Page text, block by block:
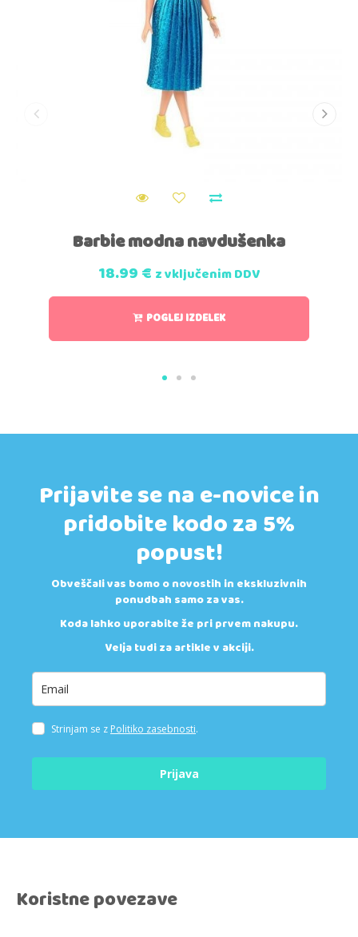
Barbie modna navdušenka
18.99€ z vključenim DDV
POGLEJ IZDELEK
Prijavite se na e-novice in
pridobite kodo za 5%
popust!
Obveščali vas bomo o novostih in ekskluzivnih
ponudbah samo za vas.
Koda lahko uporabite že pri prvem nakupu.
Velja tudi za artikle v akciji.
Strinjam se z Politiko zasebnosti.
Prijava
Koristne povezave